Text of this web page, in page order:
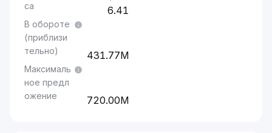
са
6.41
В обороте
(приблизи
тельно)
431.77M
Максималь
ное предл
ожение
720.00M